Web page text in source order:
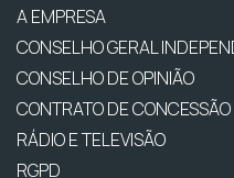
A EMPRESA
CONSELHO GERAL
CONSELHO DE OPINIÃO
CONTRATO DE
RÁDIO E TELEVISÃO
RGPD